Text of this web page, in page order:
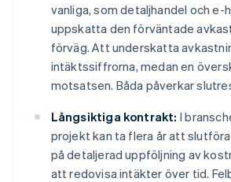
vanliga, som detaljhandel och
uppskatta den förväntade
förväg. Att underskatta
intäktssiffrorna, medan en
motsatsen. Båda påverkar
Långsiktiga kontrakt: I
projekt kan ta flera år att
på detaljerad uppföljning av
att redovisa intäkter över tid.